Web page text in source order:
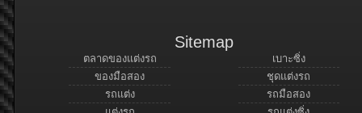
Sitemap
ตลาดของแต่งรถ
ของมือสอง
รถแต่ง
เบาะซิ่ง
ชุดแต่งรถ
รถมือสอง